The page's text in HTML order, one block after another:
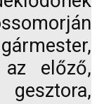
az előző,
gesztora,